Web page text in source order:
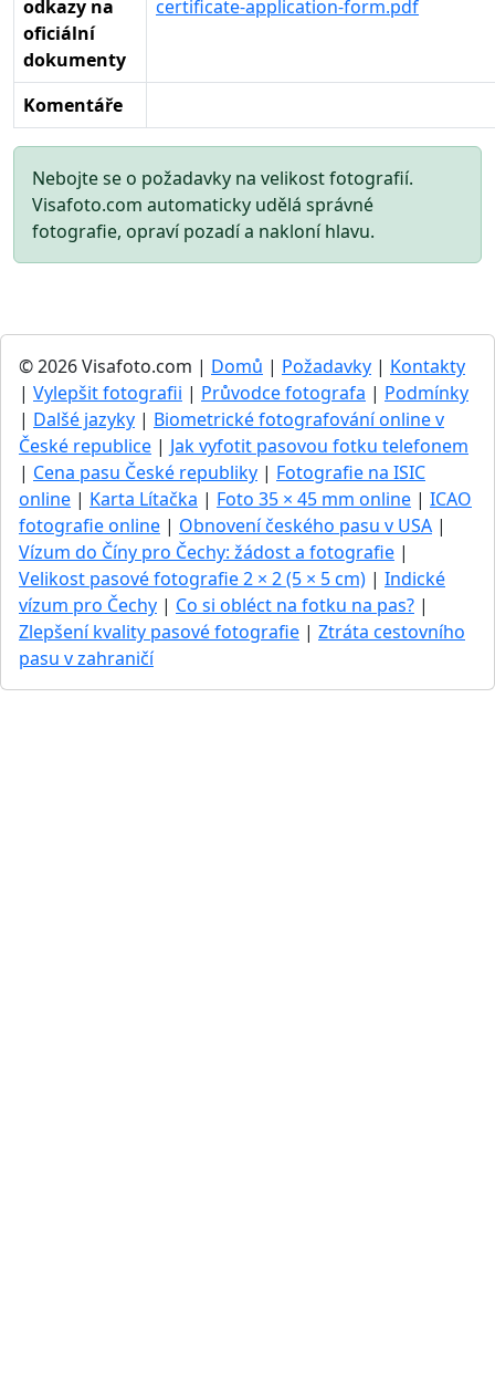
odkazy na
oficiální
dokumenty
certificate-application-form.pdf
Komentáře
Nebojte se o požadavky na velikost fotografií.
Visafoto.com automaticky udělá správné
fotografie, opraví pozadí a nakloní hlavu.
© 2026 Visafoto.com | Domů | Požadavky | Kontakty
| Vylepšit fotografii | Průvodce fotografa | Podmínky
| Dalšé jazyky | Biometrické fotografování online v
České republice | Jak vyfotit pasovou fotku telefonem
| Cena pasu České republiky | Fotografie na ISIC
online | Karta Lítačka | Foto 35 × 45 mm online | ICAO
fotografie online | Obnovení českého pasu v USA |
Vízum do Číny pro Čechy: žádost a fotografie |
Velikost pasové fotografie 2 × 2 (5 × 5 cm) | Indické
vízum pro Čechy | Co si obléct na fotku na pas? |
Zlepšení kvality pasové fotografie | Ztráta cestovního
pasu v zahraničí